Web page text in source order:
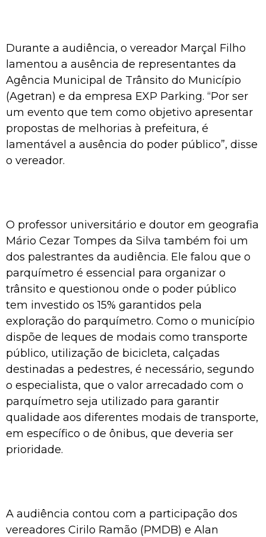
Durante a audiência, o vereador Marçal Filho
lamentou a ausência de representantes da
Agência Municipal de Trânsito do Município
(Agetran) e da empresa EXP Parking. “Por ser
um evento que tem como objetivo apresentar
propostas de melhorias à prefeitura, é
lamentável a ausência do poder público”, disse
o vereador.
O professor universitário e doutor em geografia
Mário Cezar Tompes da Silva também foi um
dos palestrantes da audiência. Ele falou que o
parquímetro é essencial para organizar o
trânsito e questionou onde o poder público
tem investido os 15% garantidos pela
exploração do parquímetro. Como o município
dispõe de leques de modais como transporte
público, utilização de bicicleta, calçadas
destinadas a pedestres, é necessário, segundo
o especialista, que o valor arrecadado com o
parquímetro seja utilizado para garantir
qualidade aos diferentes modais de transporte,
em específico o de ônibus, que deveria ser
prioridade.
A audiência contou com a participação dos
vereadores Cirilo Ramão (PMDB) e Alan